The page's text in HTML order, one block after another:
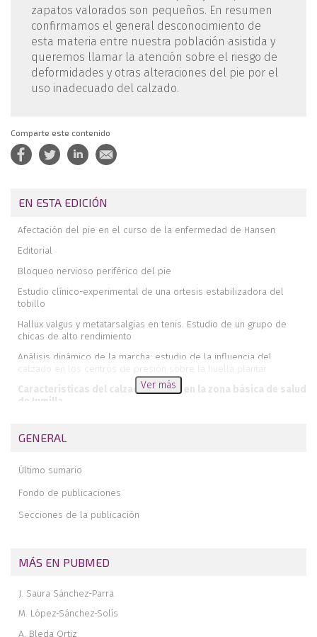
zapatos valorados son pequeños. En resumen
confirmamos el general desconocimiento de
esta materia entre nuestra población asistida y
queremos llamar la atención sobre el riesgo de
deformidades y otras alteraciones del pie por el
uso inadecuado del calzado.
Comparte este contenido
EN ESTA EDICIÓN
Afectación del pie en el curso de la enfermedad de Hansen
Editorial
Bloqueo nervioso periférico del pie
Estudio clínico-experimental de una ortesis estabilizadora del
tobillo
Hallux valgus y metatarsalgias en tenis. Estudio de un grupo de
chicas de alto rendimiento
Análisis dinámico de la marcha: estudio de la influencia del
calzado en los centros de presión sobre la huella plantar
Características del calzado infantil en la zona básica de salud
de Jumilla
Ver más
GENERAL
Último sumario
Fondo de publicaciones
Secciones de la publicación
MÁS EN PUBMED
J. Saura Sánchez-Parra
M. López-Sánchez-Solís
A. Bleda Ortiz